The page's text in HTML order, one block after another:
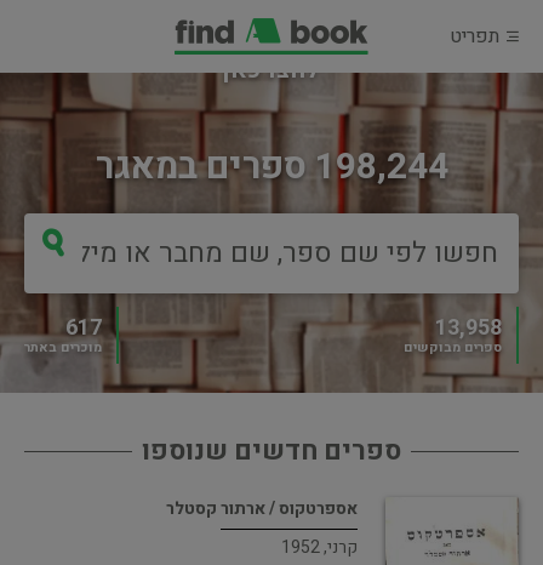
תפריט
198,244 ספרים במאגר
13,958
ספרים מבוקשים
617
מוכרים באתר
מוכרים ספר?
לחצו כאן
ספרים חדשים שנוספו
אספרטקוס / ארתור קסטלר
קרני, 1952